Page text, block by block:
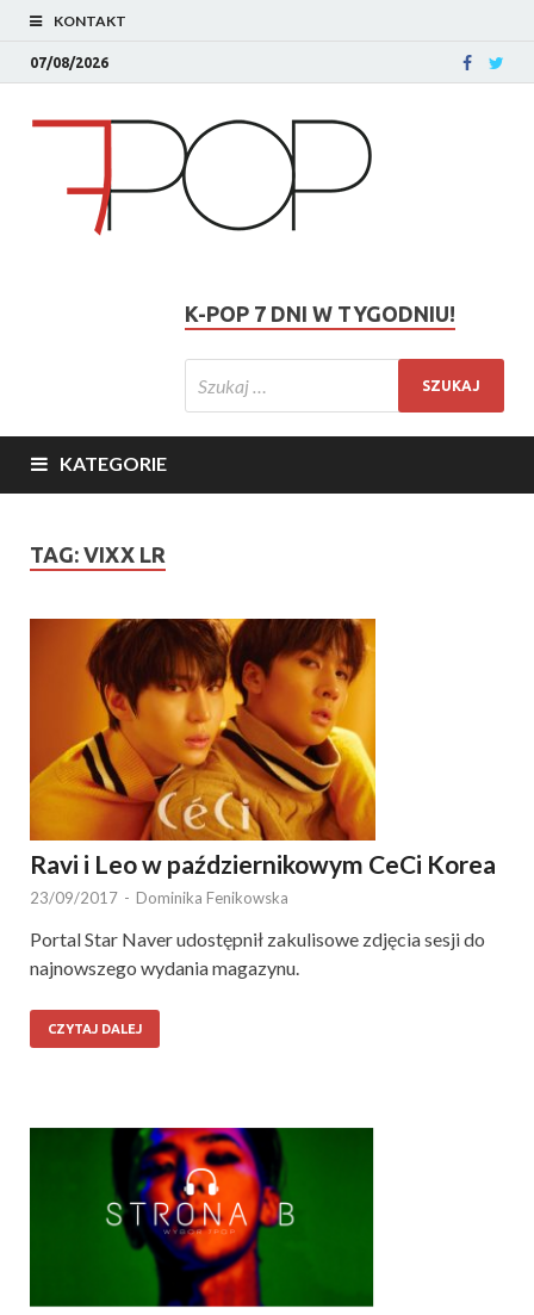
KONTAKT
07/08/2026
K-POP 7 DNI W TYGODNIU!
KATEGORIE
TAG: VIXX LR
Ravi i Leo w październikowym CeCi Korea
23/09/2017 - Dominika Fenikowska
Portal Star Naver udostępnił zakulisowe zdjęcia sesji do
najnowszego wydania magazynu.
CZYTAJ DALEJ